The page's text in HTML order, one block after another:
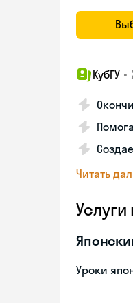
КубГУ •
Читать
Уроки